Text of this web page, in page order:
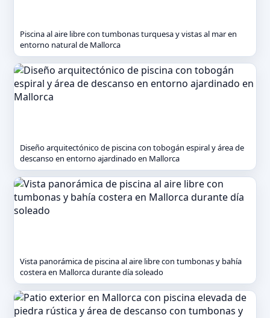
Piscina al aire libre con tumbonas turquesa y vistas al mar en
entorno natural de Mallorca
Diseño arquitectónico de piscina con tobogán espiral y área de
descanso en entorno ajardinado en Mallorca
Vista panorámica de piscina al aire libre con tumbonas y bahía
costera en Mallorca durante día soleado